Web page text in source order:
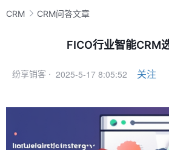
CRM CRM问答文章
FICO行业智能CRM
纷享销客 · 2025-5-17 8:05:52 关注